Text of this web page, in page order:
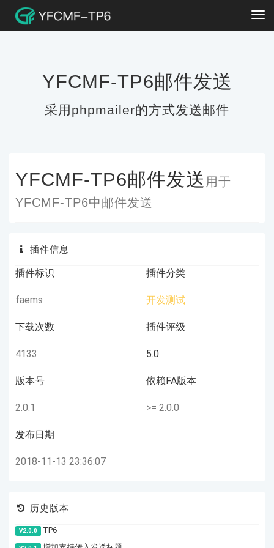
YFCMF-TP6邮件发送
采用phpmailer的方式发送邮件
YFCMF-TP6邮件发送 用于
YFCMF-TP6中邮件发送
插件信息
插件标识
faems
插件分类
开发测试
下载次数
4133
插件评级
5.0
版本号
2.0.1
依赖FA版本
>= 2.0.0
发布日期
2018-11-13 23:36:07
历史版本
V2.0.0 TP6